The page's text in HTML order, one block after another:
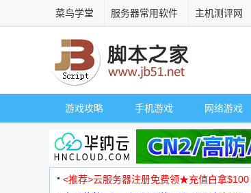
菜鸟学堂 服务器常用软件 主机测评网
游戏攻略 手机游戏 网络游戏
<推荐>云服务器注册免费领★充值白拿$100